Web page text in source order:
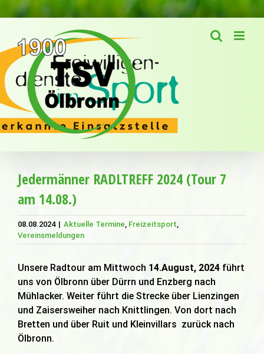
Inhalt
springen
Jedermänner RADLTREFF 2024 (Tour 7
am 14.08.)
08.08.2024 | Aktuelle Termine, Freizeitsport,
Vereinsmeldungen
Unsere Radtour am Mittwoch 14.August, 2024 führt
uns von Ölbronn über Dürrn und Enzberg nach
Mühlacker. Weiter führt die Strecke über Lienzingen
und Zaisersweiher nach Knittlingen. Von dort nach
Bretten und über Ruit und Kleinvillars zurück nach
Ölbronn.